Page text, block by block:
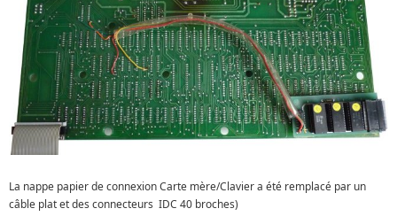
La nappe papier de connexion Carte mère/Clavier a été remplacé par un
câble plat et des connecteurs IDC 40 broches)